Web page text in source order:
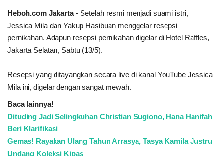
Heboh.com Jakarta- Setelah resmi menjadi suami istri,
Jessica Mila dan Yakup Hasibuan menggelar resepsi
pernikahan. Adapun resepsi pernikahan digelar di Hotel Raffles,
Jakarta Selatan, Sabtu (13/5).
Resepsi yang ditayangkan secara live di kanal YouTube Jessica
Mila ini, digelar dengan sangat mewah.
Baca lainnya!
Dituding Jadi Selingkuhan Christian Sugiono, Hana Hanifah
Beri Klarifikasi
Gemas! Rayakan Ulang Tahun Arrasya, Tasya Kamila Justru
Undang Koleksi Kipas